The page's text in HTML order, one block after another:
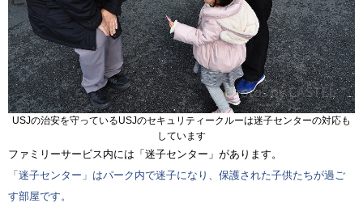
USJの治安を守っているUSJのセキュリティークルーは迷子センターの対応も
しています
ファミリーサービス内には「迷子センター」があります。
「迷子センター」はパーク内で迷子になり、保護された子供たちが過ご
す部屋です。